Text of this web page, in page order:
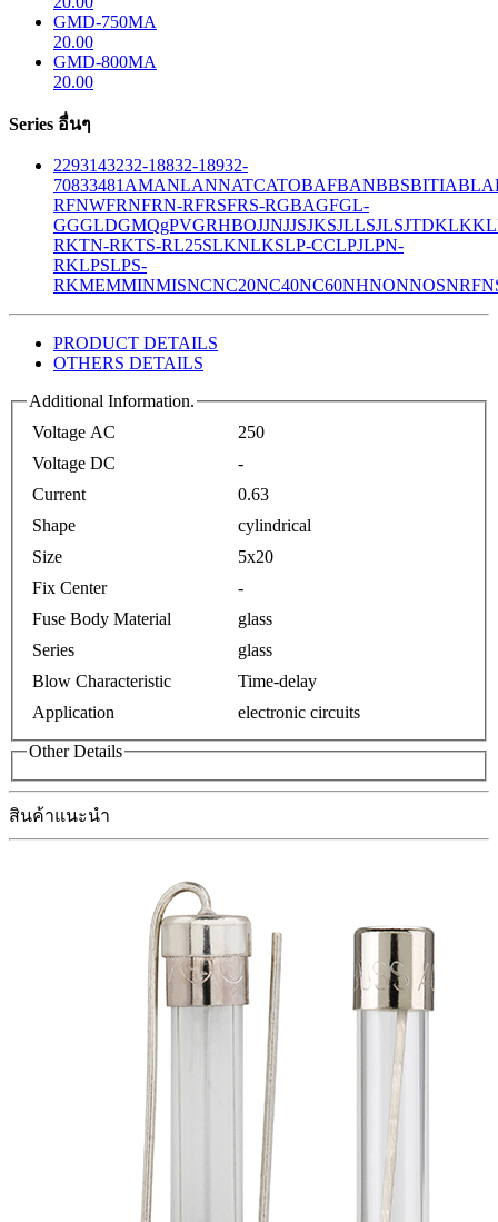
GMD-750MA
20.00
GMD-800MA
20.00
Series อื่นๆ
2293143232-18832-18932-
70833481 AMANLANNATCATOBAFBANBBSBITIABLA
RFNWFRNFRN-RFRSFRS-RGBAGFGL-
GGGLDGMQgPVGRHBOJJNJJSJKSJLLSJLSJTDKLK
RKTN-RKTS-RL25SLKNLKSLP-CCLPJLPN-
RKLPSLPS-
RKMEMMINMISNCNC20NC40NC60NHNONNOSNRF
PRODUCT DETAILS
OTHERS DETAILS
Additional Information.
Voltage AC
250
Voltage DC
-
Current
0.63
Shape
cylindrical
Size
5x20
Fix Center
-
Fuse Body Material
glass
Series
glass
Blow Characteristic
Time-delay
Application
electronic circuits
Other Details
สินค้าแนะนำ